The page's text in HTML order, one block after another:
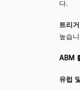
다.
트리
높습
ABM
유럽